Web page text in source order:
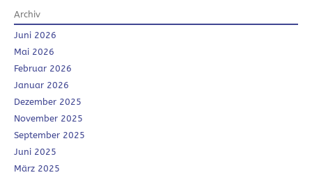
Archiv
Juni 2026
Mai 2026
Februar 2026
Januar 2026
Dezember 2025
November 2025
September 2025
Juni 2025
März 2025